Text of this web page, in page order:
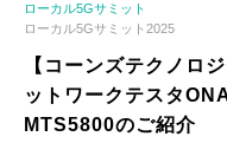
ローカル5Gサミット
ローカル5Gサミット2025
【コーンズテクノ
ットワークテスタ
MTS5800のご紹介